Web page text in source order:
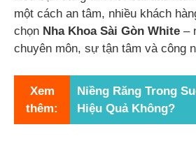
một cách an tâm, nhiều khách
chọn Nha Khoa Sài Gòn White –
chuyên môn, sự tận tâm và công
Xem
thêm:
Niềng Răng Trong
Hiệu Quả Không?